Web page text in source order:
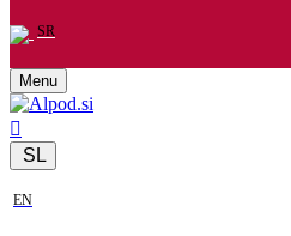
SR
Menu
SL
EN